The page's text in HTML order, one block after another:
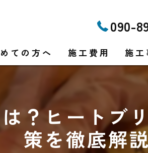
090-
ての方へ 施工費用 施工
？ヒートブ
策を徹底解